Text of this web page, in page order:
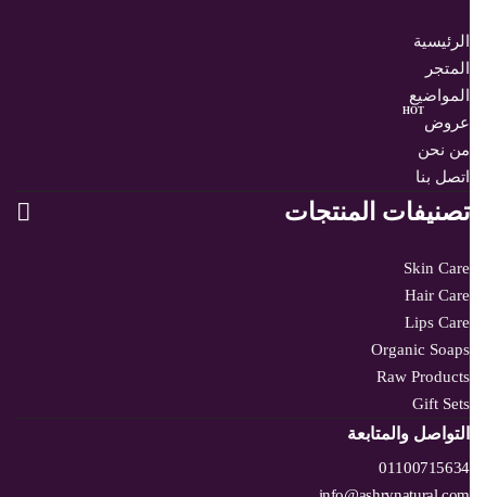
الرئيسية
المتجر
المواضيع
عروض
HOT
من نحن
اتصل بنا
تصنيفات المنتجات
Skin Care
Hair Care
Lips Care
Organic Soaps
Raw Products
Gift Sets
التواصل والمتابعة
01100715634